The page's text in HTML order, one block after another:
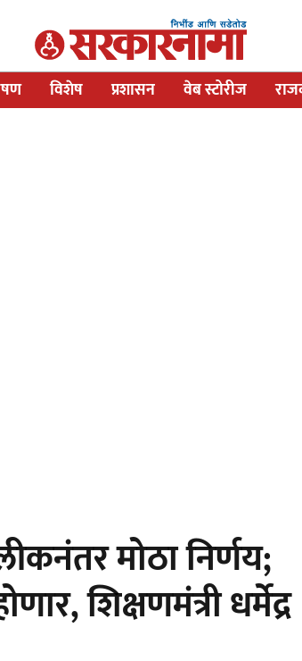
विशेष प्रशासन वेब स्टोरीज
मोठा निर्णय;
शिक्षणमंत्री धर्मेद्र